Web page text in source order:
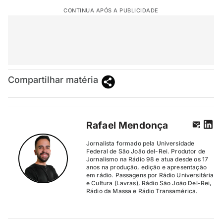
CONTINUA APÓS A PUBLICIDADE
Compartilhar matéria
Rafael Mendonça
Jornalista formado pela Universidade
Federal de São João del-Rei. Produtor de
Jornalismo na Rádio 98 e atua desde os 17
anos na produção, edição e apresentação
em rádio. Passagens por Rádio Universitária
e Cultura (Lavras), Rádio São João Del-Rei,
Rádio da Massa e Rádio Transamérica.